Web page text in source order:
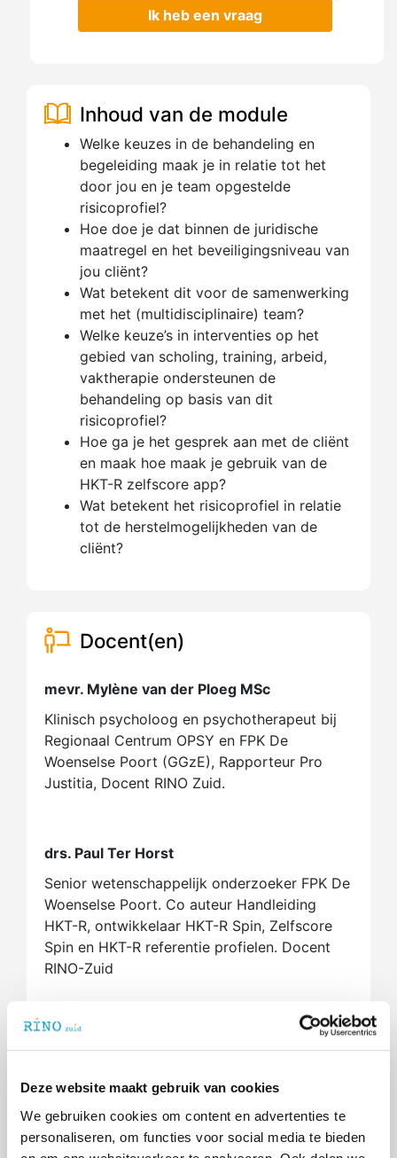
Deze website maakt gebruik van cookies
We gebruiken cookies om content en advertenties te
personaliseren, om functies voor social media te bieden
Ik heb een vraag
Inhoud van de module
Welke keuzes in de behandeling en
begeleiding maak je in relatie tot het
door jou en je team opgestelde
risicoprofiel?
Hoe doe je dat binnen de juridische
maatregel en het beveiligingsniveau van
jou cliënt?
Wat betekent dit voor de samenwerking
met het (multidisciplinaire) team?
Welke keuze’s in interventies op het
gebied van scholing, training, arbeid,
vaktherapie ondersteunen de
behandeling op basis van dit
risicoprofiel?
Hoe ga je het gesprek aan met de cliënt
en maak hoe maak je gebruik van de
HKT-R zelfscore app?
Wat betekent het risicoprofiel in relatie
tot de herstelmogelijkheden van de
cliënt?
Docent(en)
mevr. Mylène van der Ploeg MSc
Klinisch psycholoog en psychotherapeut bij
Regionaal Centrum OPSY en FPK De
Woenselse Poort (GGzE), Rapporteur Pro
Justitia, Docent RINO Zuid.
drs. Paul Ter Horst
Senior wetenschappelijk onderzoeker FPK De
Woenselse Poort. Co auteur Handleiding
HKT-R, ontwikkelaar HKT-R Spin, Zelfscore
Spin en HKT-R referentie profielen. Docent
RINO-Zuid
Opmerkingen
Praktische informatie
De scholingskosten zijn inclusief lesmateriaal